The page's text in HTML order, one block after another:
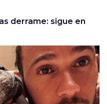
derrame: sigue en